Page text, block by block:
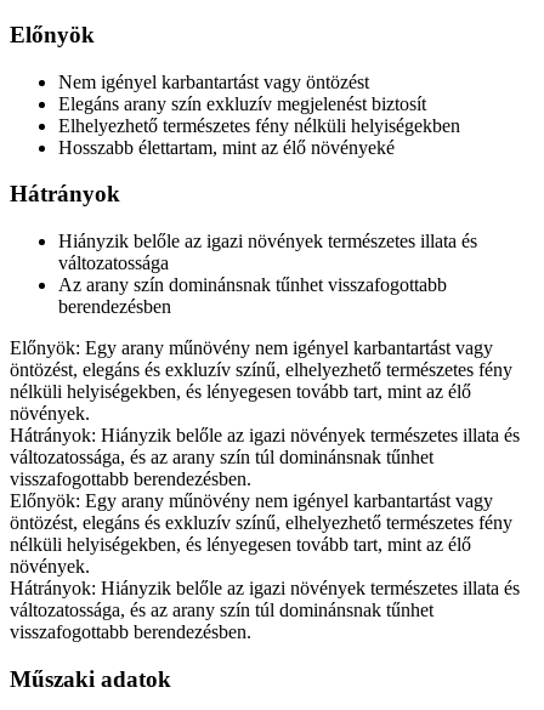
Előnyök
Nem igényel karbantartást vagy öntözést
Elegáns arany szín exkluzív megjelenést biztosít
Elhelyezhető természetes fény nélküli helyiségekben
Hosszabb élettartam, mint az élő növényeké
Hátrányok
Hiányzik belőle az igazi növények természetes illata és
változatossága
Az arany szín dominánsnak tűnhet visszafogottabb
berendezésben
Előnyök: Egy arany műnövény nem igényel karbantartást vagy
öntözést, elegáns és exkluzív színű, elhelyezhető természetes fény
nélküli helyiségekben, és lényegesen tovább tart, mint az élő
növények.
Hátrányok: Hiányzik belőle az igazi növények természetes illata és
változatossága, és az arany szín túl dominánsnak tűnhet
visszafogottabb berendezésben.
Előnyök: Egy arany műnövény nem igényel karbantartást vagy
öntözést, elegáns és exkluzív színű, elhelyezhető természetes fény
nélküli helyiségekben, és lényegesen tovább tart, mint az élő
növények.
Hátrányok: Hiányzik belőle az igazi növények természetes illata és
változatossága, és az arany szín túl dominánsnak tűnhet
visszafogottabb berendezésben.
Műszaki adatok